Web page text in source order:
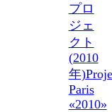
プロ
ジェ
クト
(2010
年)
Paris
«2010»